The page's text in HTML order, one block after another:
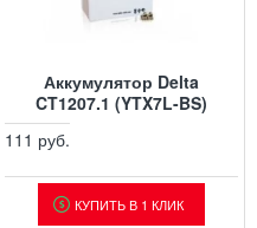
Аккумулятор Delta
CT1207.1 (YTX7L-BS)
111 руб.
КУПИТЬ В 1 КЛИК